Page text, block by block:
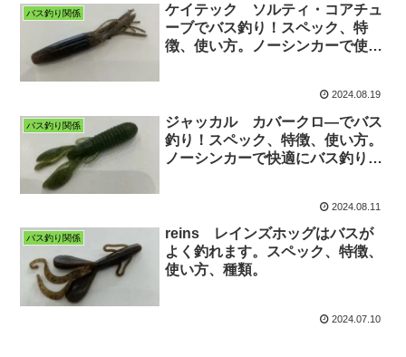
バス釣り関係
ケイテック ソルティ・コアチュ
ーブでバス釣り！スペック、特
徴、使い方。ノーシンカーで使え
2024.08.19
バス釣り関係
ジャッカル カバークロ―でバス
釣り！スペック、特徴、使い方。
ノーシンカーで快適にバス釣り出
2024.08.11
バス釣り関係
reins レインズホッグはバスが
よく釣れます。スペック、特徴、
使い方、種類。
2024.07.10